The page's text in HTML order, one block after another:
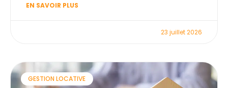
EN SAVOIR PLUS
23 juillet 2026
GESTION LOCATIVE